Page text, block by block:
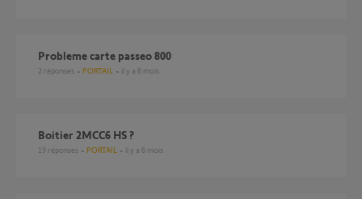
probleme carte passeo 800
2 réponses PORTAIL il y a 8 mois
boitier 2MCC6 HS ?
19 réponses PORTAIL il y a 6 mois